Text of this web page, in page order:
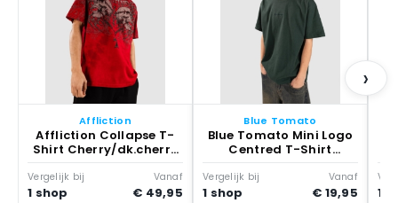
Affliction
Affliction Collapse T-
Shirt Cherry/dk.cherry
Crystal
Vergelijk bij
1 shop
Vanaf
€ 49,95
Blue Tomato
Blue Tomato Mini Logo
Centred T-Shirt
Chesapeake Bay
Vergelijk bij
1 shop
Vanaf
€ 19,95 1
›